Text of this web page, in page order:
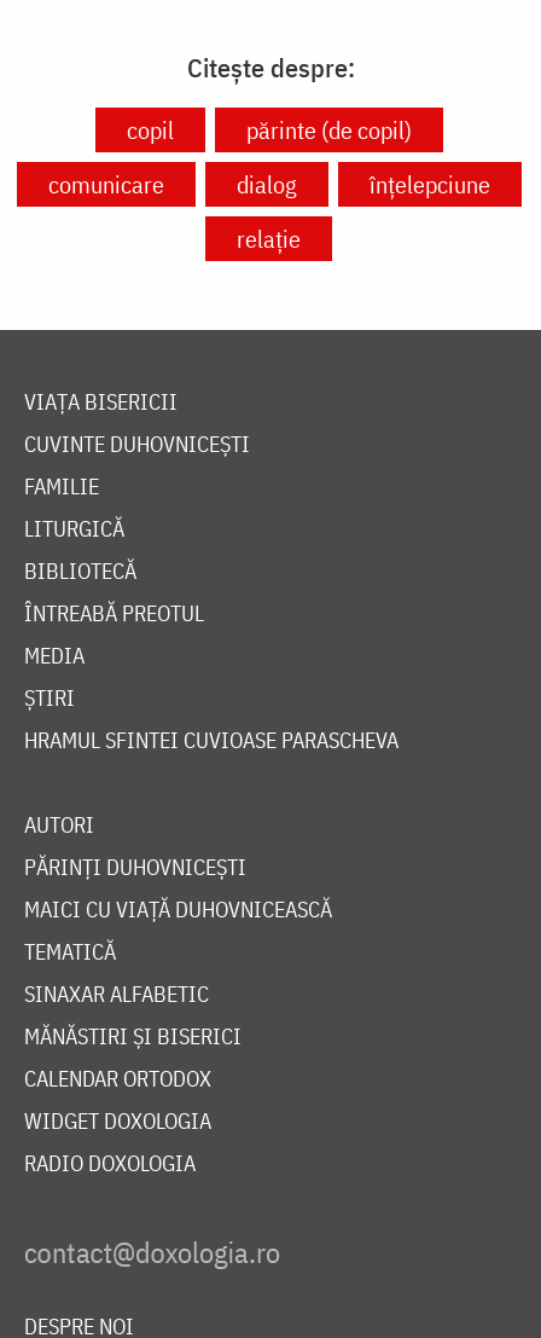
Citește despre:
copil
părinte (de copil)
comunicare
dialog
înțelepciune
relație
VIAȚA BISERICII
CUVINTE DUHOVNICEȘTI
FAMILIE
LITURGICĂ
BIBLIOTECĂ
ÎNTREABĂ PREOTUL
MEDIA
ȘTIRI
HRAMUL SFINTEI CUVIOASE PARASCHEVA
AUTORI
PĂRINȚI DUHOVNICEȘTI
MAICI CU VIAȚĂ DUHOVNICEASCĂ
TEMATICĂ
SINAXAR ALFABETIC
MĂNĂSTIRI ȘI BISERICI
CALENDAR ORTODOX
WIDGET DOXOLOGIA
RADIO DOXOLOGIA
DESPRE NOI